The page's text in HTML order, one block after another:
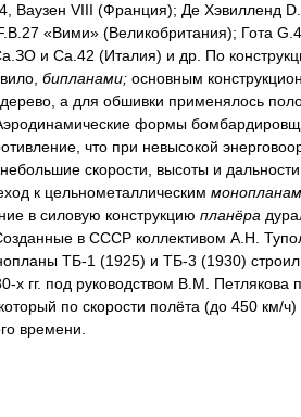
Ваузен VIII (Франция); Де Хэвилленд
«Вими» (Великобритания); Гота
и Са.42 (Италия) и др. По
бипланами; основным
а для обшивки применялось
формы
что при невысокой
скорости, высоты и
к цельнометаллическим
в силовую конструкцию планёра
в СССР коллективом А.Н.
ТБ-1 (1925) и ТБ-3 (1930)
х гг. под руководством В.М. Петлякова
по скорости полёта (до 450 км/ч)
времени.